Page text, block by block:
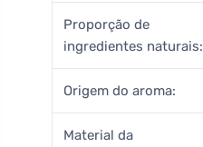
Proporção de
ingredientes naturais:
Origem do aroma:
Material da